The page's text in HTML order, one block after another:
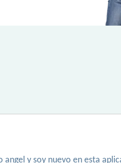
angel y soy nuevo en esta